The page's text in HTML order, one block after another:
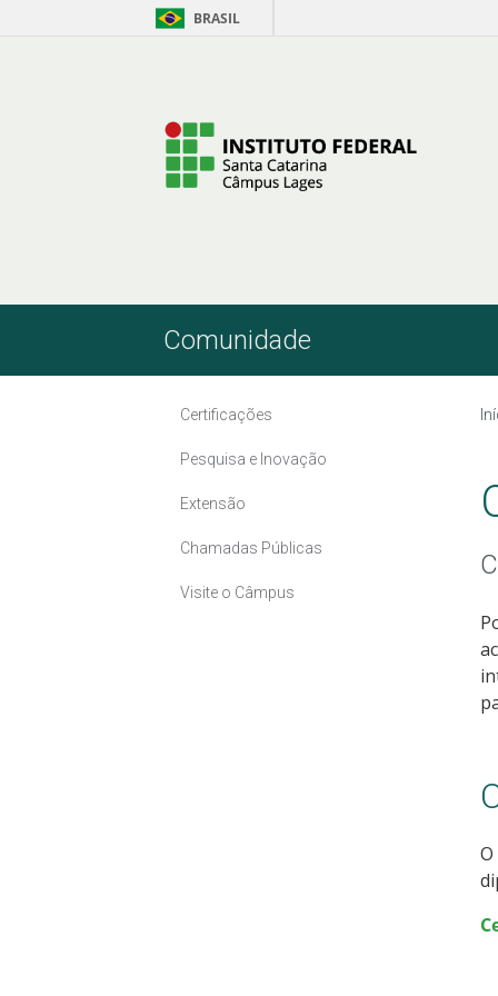
Pular para o Conteúdo BRASIL
Comunidade
Certificações
Pesquisa e Inovação
Extensão
Chamadas Públicas
Visite o Câmpus